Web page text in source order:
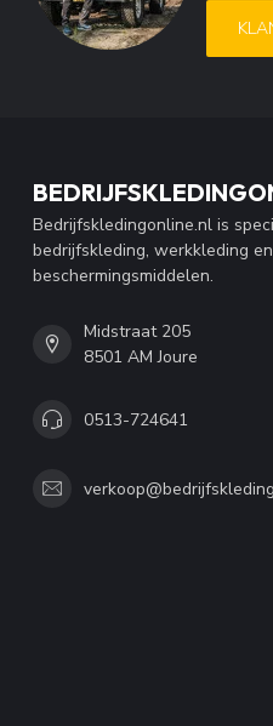
Bedrijfskledingonline.nl is
bedrijfskleding, werkkleding
beschermingsmiddelen.
Midstraat 205
8501 AM Joure
0513-724641